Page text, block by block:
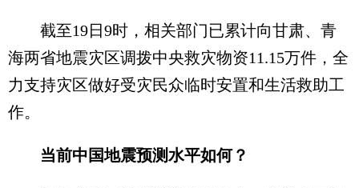
截至19日9时，相关部门已累计向甘肃、青
海两省地震灾区调拨中央救灾物资11.15万件，全
力支持灾区做好受灾民众临时安置和生活救助工
作。
当前中国地震预测水平如何？